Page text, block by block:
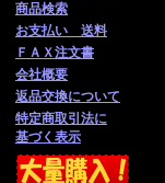
商品検索
お支払い 送料
ＦＡＸ注文書
会社概要
返品交換について
特定商取引法に
基づく表示